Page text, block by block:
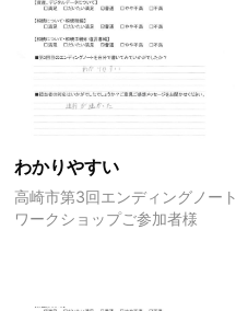
わかりやすい
高崎市第3回エンディングノート
ワークショップご参加者様